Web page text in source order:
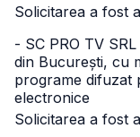
Solicitarea a fost
- SC PRO TV
din București, cu
programe difuzat
electronice
Solicitarea a fost